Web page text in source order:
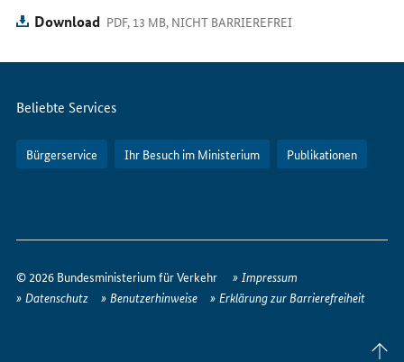
uns
im
Download PDF, 13 MB, NICHT BARRIEREFREI
Servicemenü
Beliebte Services
Bürgerservice Ihr Besuch im Ministerium Publikationen
erreichen
Sie
© 2026 Bundesministerium für Verkehr
Impressum
Datenschutz
Benutzerhinweise Erklärung zur Barrierefreiheit